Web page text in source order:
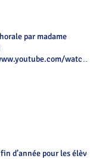
par madame
watch?
d’année pour les élèves